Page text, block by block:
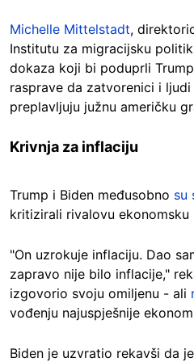
Michelle Mittelstadt,
Institutu za migracijsku
dokaza koji bi poduprli
rasprave da zatvorenici i
preplavljuju južnu američku
Krivnja za inflaciju
Trump i Biden međusobno su
kritizirali rivalovu ekonomsku
"On uzrokuje inflaciju. Dao
zapravo nije bilo inflacije,"
izgovorio svoju omiljenu - ali
vođenju najuspješnije
Biden je uzvratio rekavši da